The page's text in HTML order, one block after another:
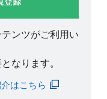
ンツがご利用い
なります。
はこちら